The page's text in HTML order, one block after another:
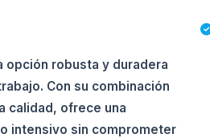
opción robusta y duradera
Con su combinación
calidad, ofrece una
intensivo sin comprometer